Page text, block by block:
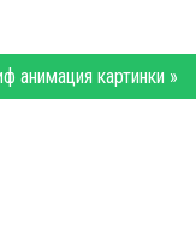
анимация картинки »